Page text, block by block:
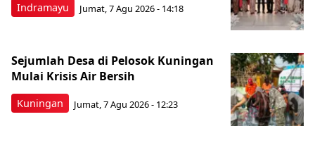
Indramayu Jumat, 7 Agu 2026 - 14:18
Kuningan
Sejumlah Desa di Pelosok Kuningan
Mulai Krisis Air Bersih
Jumat, 7 Agu 2026 - 12:23